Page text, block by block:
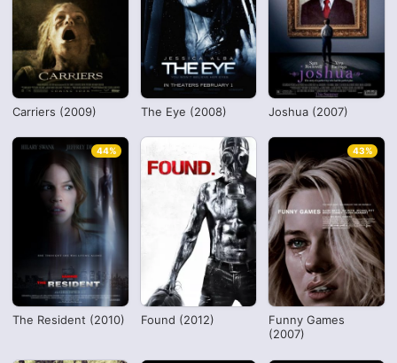
Carriers (2009) The Eye (2008) Joshua (2007)
The Resident (2010)
44%
Found (2012)
Funny Games
(2007)
43%